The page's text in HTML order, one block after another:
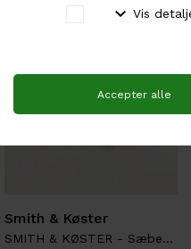
Smith & Køster
SMITH & KØSTER - Sæbepose